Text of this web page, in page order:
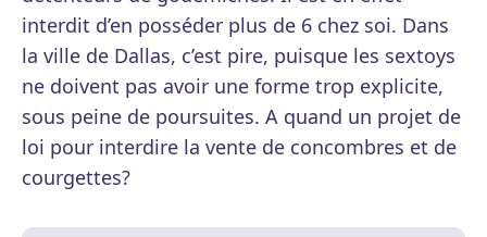
interdit d’en posséder plus de 6 chez soi. Dans
la ville de Dallas, c’est pire, puisque les sextoys
ne doivent pas avoir une forme trop explicite,
sous peine de poursuites. A quand un projet de
loi pour interdire la vente de concombres et de
courgettes?